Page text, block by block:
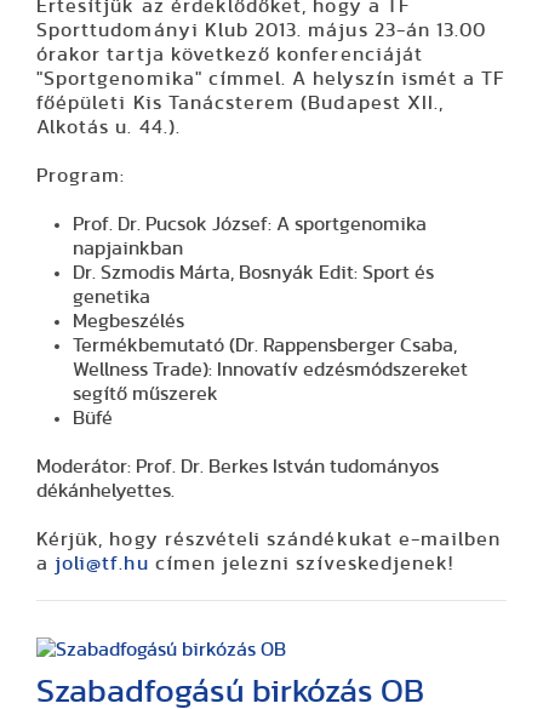
Értesítjük az érdeklődőket, hogy a TF
Sporttudományi Klub 2013. május 23-án 13.00
órakor tartja következő konferenciáját
"Sportgenomika" címmel. A helyszín ismét a TF
főépületi Kis Tanácsterem (Budapest XII.,
Alkotás u. 44.).
Program:
Prof. Dr. Pucsok József: A sportgenomika
napjainkban
Dr. Szmodis Márta, Bosnyák Edit: Sport és
genetika
Megbeszélés
Termékbemutató (Dr. Rappensberger Csaba,
Wellness Trade): Innovatív edzésmódszereket
segítő műszerek
Büfé
Moderátor: Prof. Dr. Berkes István tudományos
dékánhelyettes.
Kérjük, hogy részvételi szándékukat e-mailben
a joli@tf.hu címen jelezni szíveskedjenek!
Szabadfogású birkózás OB